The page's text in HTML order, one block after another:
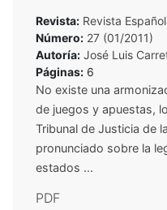
Revista: Revista
Número: 27 (01/2011)
Autoría: José Luis
Páginas: 6
No existe una
de juegos y apuestas,
Tribunal de Justicia de
pronunciado sobre la
estados ...
PDF